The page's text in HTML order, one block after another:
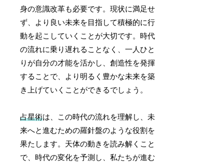
身の意識改革も必要です。現状に満足せ
ず、より良い未来を目指して積極的に行
動を起こしていくことが大切です。時代
の流れに乗り遅れることなく、一人ひと
りが自分の才能を活かし、創造性を発揮
することで、より明るく豊かな未来を築
き上げていくことができるでしょう。
占星術は、この時代の流れを理解し、未
来へと進むための羅針盤のような役割を
果たします。天体の動きを読み解くこと
で、時代の変化を予測し、私たちが進む